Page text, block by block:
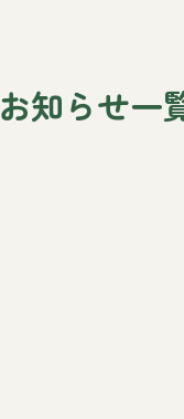
お知らせ一